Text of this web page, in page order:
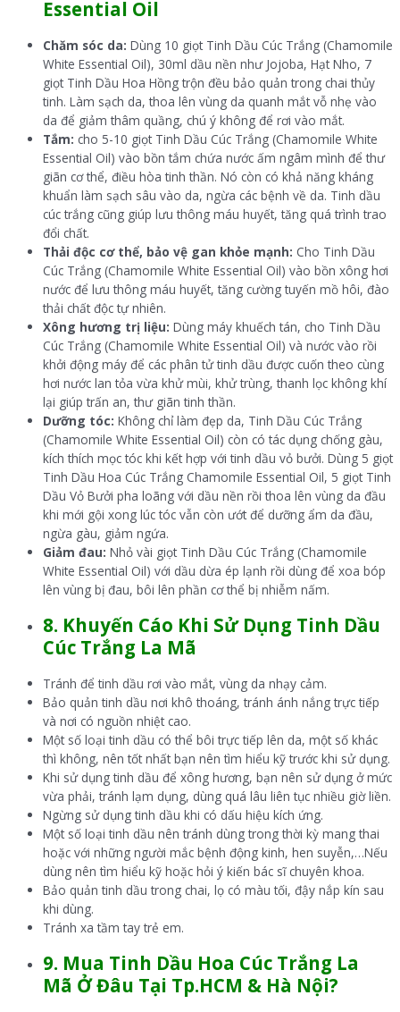
Essential Oil
Chăm sóc da: Dùng 10 giọt Tinh Dầu Cúc Trắng (Chamomile
White Essential Oil), 30ml dầu nền như Jojoba, Hạt Nho, 7
giọt Tinh Dầu Hoa Hồng trộn đều bảo quản trong chai thủy
tinh. Làm sạch da, thoa lên vùng da quanh mắt vỗ nhẹ vào
da để giảm thâm quầng, chú ý không để rơi vào mắt.
Tắm: cho 5-10 giọt Tinh Dầu Cúc Trắng (Chamomile White
Essential Oil) vào bồn tắm chứa nước ấm ngâm mình để thư
giãn cơ thể, điều hòa tinh thần. Nó còn có khả năng kháng
khuẩn làm sạch sâu vào da, ngừa các bệnh về da. Tinh dầu
cúc trắng cũng giúp lưu thông máu huyết, tăng quá trình trao
đổi chất.
Thải độc cơ thể, bảo vệ gan khỏe mạnh: Cho Tinh Dầu
Cúc Trắng (Chamomile White Essential Oil) vào bồn xông hơi
nước để lưu thông máu huyết, tăng cường tuyến mồ hôi, đào
thải chất độc tự nhiên.
Xông hương trị liệu: Dùng máy khuếch tán, cho Tinh Dầu
Cúc Trắng (Chamomile White Essential Oil) và nước vào rồi
khởi động máy để các phân tử tinh dầu được cuốn theo cùng
hơi nước lan tỏa vừa khử mùi, khử trùng, thanh lọc không khí
lại giúp trấn an, thư giãn tinh thần.
Dưỡng tóc: Không chỉ làm đẹp da, Tinh Dầu Cúc Trắng
(Chamomile White Essential Oil) còn có tác dụng chống gàu,
kích thích mọc tóc khi kết hợp với tinh dầu vỏ bưởi. Dùng 5 giọt
Tinh Dầu Hoa Cúc Trắng Chamomile Essential Oil, 5 giọt Tinh
Dầu Vỏ Bưởi pha loãng với dầu nền rồi thoa lên vùng da đầu
khi mới gội xong lúc tóc vẫn còn ướt để dưỡng ẩm da đầu,
ngừa gàu, giảm ngứa.
Giảm đau: Nhỏ vài giọt Tinh Dầu Cúc Trắng (Chamomile
White Essential Oil) với dầu dừa ép lạnh rồi dùng để xoa bóp
lên vùng bị đau, bôi lên phần cơ thể bị nhiễm nấm.
8. Khuyến Cáo Khi Sử Dụng Tinh Dầu
Cúc Trắng La Mã
Tránh để tinh dầu rơi vào mắt, vùng da nhạy cảm.
Bảo quản tinh dầu nơi khô thoáng, tránh ánh nắng trực tiếp
và nơi có nguồn nhiệt cao.
Một số loại tinh dầu có thể bôi trực tiếp lên da, một số khác
thì không, nên tốt nhất bạn nên tìm hiểu kỹ trước khi sử dụng.
Khi sử dụng tinh dầu để xông hương, bạn nên sử dụng ở mức
vừa phải, tránh lạm dụng, dùng quá lâu liên tục nhiều giờ liền.
Ngừng sử dụng tinh dầu khi có dấu hiệu kích ứng.
Một số loại tinh dầu nên tránh dùng trong thời kỳ mang thai
hoặc với những người mắc bệnh động kinh, hen suyễn,…Nếu
dùng nên tìm hiểu kỹ hoặc hỏi ý kiến bác sĩ chuyên khoa.
Bảo quản tinh dầu trong chai, lọ có màu tối, đậy nắp kín sau
khi dùng.
Tránh xa tầm tay trẻ em.
9. Mua Tinh Dầu Hoa Cúc Trắng La
Mã Ở Đâu Tại Tp.HCM & Hà Nội?